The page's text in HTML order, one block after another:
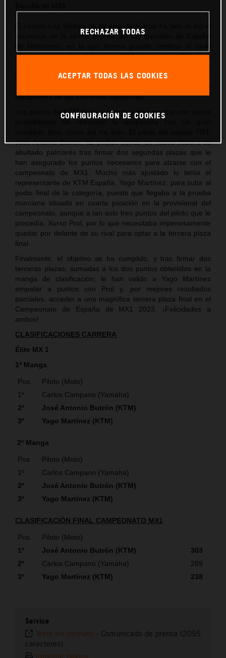
escenario de la última prueba del Campeonato de España
obtenido por el piloto del equipo TRT Motorcycles KTM, José
KTM España, Yago Martínez, tras un trepidante fin de
campeones de las diferentes categorías.
Los pilotos de KTM llegaba a esta última prueba con serias
José Antonio Butrón, ha podido sumar un nuevo título a su
abultado palmarés tras firmar dos segundas plazas que le
han asegurado los puntos necesarios para alzarse con el
campeonato de MX1. Mucho más ajustado lo tenía el
representante de KTM España, Yago Martínez, para subir al
podio final de la categoría, puesto que llegaba a la prueba
murciana situado en cuarta posición en la provisional del
campeonato, aunque a tan solo tres puntos del piloto que le
precedía, Xurxo Prol, por lo que necesitaba imperiosamente
quedar por delante de su rival para optar a la tercera plaza
final.
Finalmente, el objetivo se ha cumplido, y tras firmar dos
terceras plazas, sumadas a los dos puntos obtenidos en la
manga de clasificación, le han valido a Yago Martínez
empatar a puntos con Prol y, por mejores resultados
parciales, acceder a una magnífica tercera plaza final en el
Campeonato de España de MX1 2023. ¡Felicidades a
ambos!
CLASIFICACIONES CARRERA
Élite MX 1
1ª Manga
Pos.
Piloto (Moto)
1º
Carlos Campano (Yamaha)
2º
José Antonio Butrón (KTM)
3º
Yago Martínez (KTM)
2ª Manga
Pos.
Piloto (Moto)
1º
Carlos Campano (Yamaha)
2º
José Antonio Butrón (KTM)
3º
Yago Martínez (KTM)
CLASIFICACIÓN FINAL CAMPEONATO MX1
Pos.
Piloto (Moto)
1º
José Antonio Butrón (KTM)
303
2º
Carlos Campano (Yamaha)
289
3º
Yago Martínez (KTM) 238
Service
Texto sin formato - Comunicado de prensa (2055
caracteres)
Imprimir página
RECHAZAR TODAS
ACEPTAR TODAS LAS COOKIES
CONFIGURACIÓN DE COOKIES